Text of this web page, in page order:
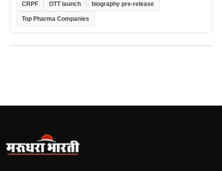
CRPF OTT launch biography pre-release
Top Pharma Companies